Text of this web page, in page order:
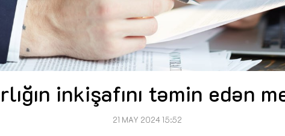
inkişafını təmin edən
21 MAY 2024 15:52